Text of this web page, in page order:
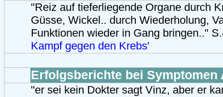
"Reiz auf tieferliegende Organe durch
Güsse, Wickel.. durch Wiederholung,
Funktionen wieder in Gang bringen.."
Kampf gegen den Krebs'
Erfolgsberichte bei Symptomen
"er sei kein Dokter sagt Vinz, aber er